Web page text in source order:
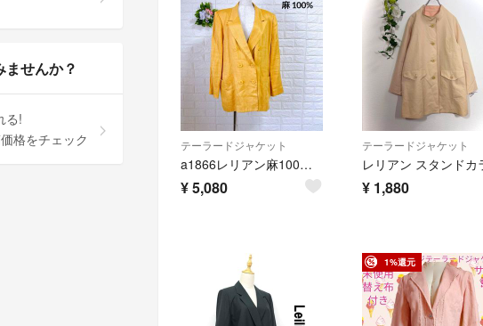
テーラードジャケット
a1866レリアン麻100% ダブル テーラードジャケット17+ イエロー 黄
¥5,080
テーラードジャケット
¥ 1,880
1%還元
せんか？
る!
格をチェック